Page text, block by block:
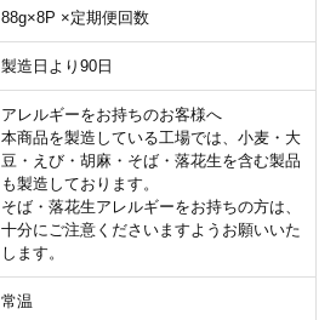
88g×8P ×定期便回数
製造日より90日
アレルギーをお持ちのお客様へ
本商品を製造している工場では、小麦・大
豆・えび・胡麻・そば・落花生を含む製品
も製造しております。
そば・落花生アレルギーをお持ちの方は、
十分にご注意くださいますようお願いいた
します。
常温